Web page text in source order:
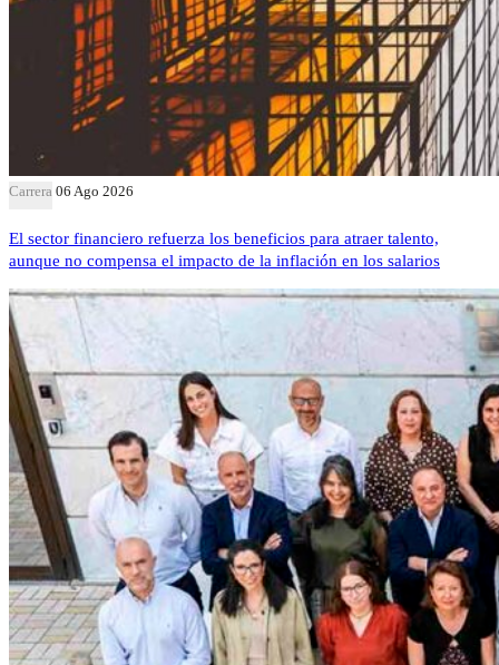
Carrera 06 Ago 2026
El sector financiero refuerza los beneficios para atraer talento,
aunque no compensa el impacto de la inflación en los salarios